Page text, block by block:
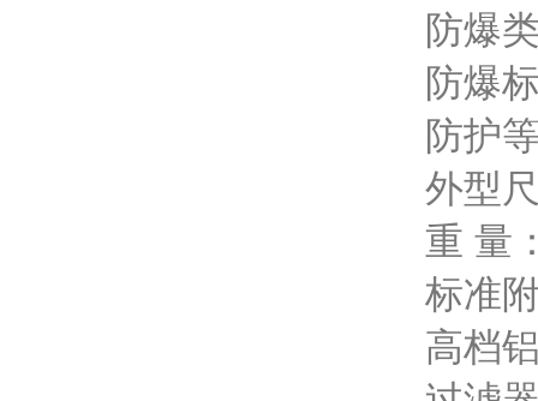
防爆
防爆
防护
外型
重 量
标准
高档